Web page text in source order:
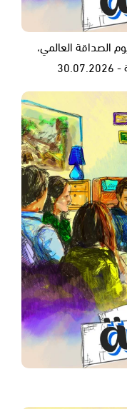
الصداقة العالمي،